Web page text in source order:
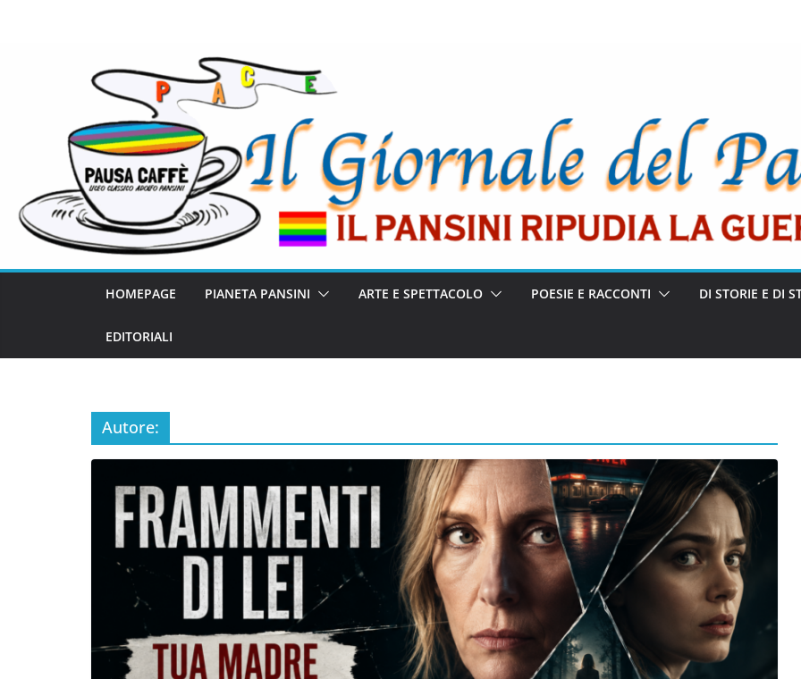
HOMEPAGE PIANETA PANSINI ARTE E SPETTACOLO POESIE E RACCONTI DI STORIE E DI
EDITORIALI
Autore:
Incontro sul referendum per la riforma della
magistratura
L’ANNO DEI CINECOMICS: 2026 TRA FILM E
SERIE TV